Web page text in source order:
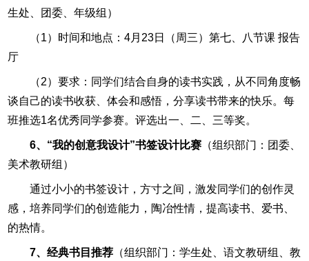
生处、团委、年级组）
（1）时间和地点：4月23日（周三）第七、八节课 报告
厅
（2）要求：同学们结合自身的读书实践，从不同角度畅
谈自己的读书收获、体会和感悟，分享读书带来的快乐。每
班推选1名优秀同学参赛。评选出一、二、三等奖。
6、“我的创意我设计”书签设计比赛 （组织部门：团委、
美术教研组）
通过小小的书签设计，方寸之间，激发同学们的创作灵
感，培养同学们的创造能力，陶冶性情，提高读书、爱书、
的热情。
7、经典书目推荐 （组织部门：学生处、语文教研组、教